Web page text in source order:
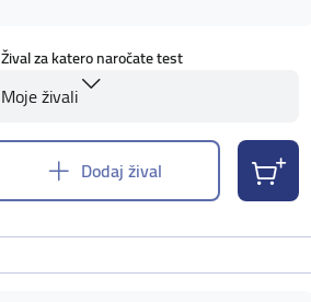
Žival za katero naročate test
Moje živali
Dodaj žival